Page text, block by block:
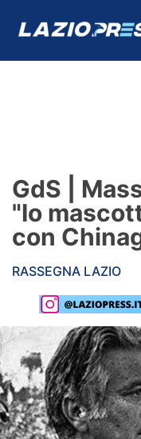
Formello
Infortuni
Primavera
Calciomercato
Lazio Women
Rassegna Lazio
Social
GdS |
"Io
con
RASSEGNA LAZIO